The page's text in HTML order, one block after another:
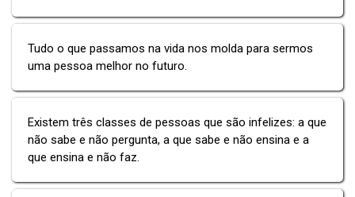
Tudo o que passamos na vida nos molda para sermos
uma pessoa melhor no futuro.
Existem três classes de pessoas que são infelizes: a que
não sabe e não pergunta, a que sabe e não ensina e a
que ensina e não faz.